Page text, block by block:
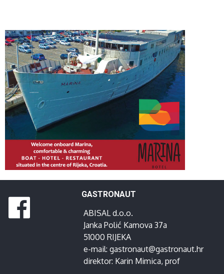
GASTRONAUT
ABISAL d.o.o.
Janka Polić Kamova 37a
51000 RIJEKA
e-mail: gastronaut@gastronaut.hr
direktor: Karin Mimica, prof